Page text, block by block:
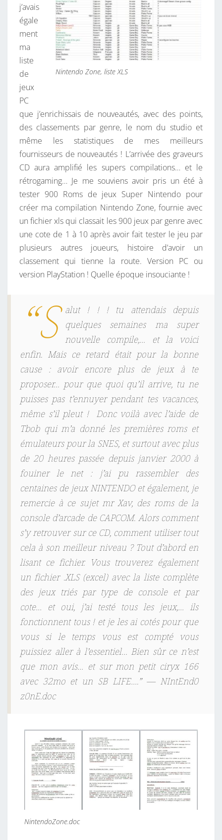
O
L
U
D
I
Q
Nintendo Zone, liste XLS
j’avais
égale
ment
ma
liste
de
jeux
PC
que j’enrichissais de nouveautés, avec des points,
des classements par genre, le nom du studio et
même les statistiques de mes meilleurs
fournisseurs de nouveautés ! L’arrivée des graveurs
CD aura amplifié les supers compilations… et le
rétrogaming… Je me souviens avoir pris un été à
tester 900 Roms de jeux Super Nintendo pour
créer ma compilation Nintendo Zone, fournie avec
un fichier xls qui classait les 900 jeux par genre avec
une cote de 1 à 10 après avoir fait tester le jeu par
plusieurs autres joueurs, histoire d’avoir un
classement qui tienne la route. Version PC ou
version PlayStation ! Quelle époque insouciante !
“S alut ! ! ! tu attendais depuis
quelques semaines ma super
nouvelle compile,… et la voici
enfin. Mais ce retard était pour la bonne
cause : avoir encore plus de jeux à te
proposer… pour que quoi qu’il arrive, tu ne
puisses pas t’ennuyer pendant tes vacances,
même s’il pleut ! Donc voilà avec l’aide de
Tbob qui m’a donné les premières roms et
émulateurs pour la SNES, et surtout avec plus
de 20 heures passée depuis janvier 2000 à
fouiner le net : j’ai pu rassembler des
centaines de jeux NINTENDO et également, je
remercie à ce sujet mr Xav, des roms de la
console d’arcade de CAPCOM. Alors comment
s’y retrouver sur ce CD, comment utiliser tout
cela à son meilleur niveau ? Tout d’abord en
lisant ce fichier. Vous trouverez également
un fichier .XLS (excel) avec la liste complète
des jeux triés par type de console et par
cote… et oui, j’ai testé tous les jeux,… ils
fonctionnent tous ! et je les ai cotés pour que
vous si le temps vous est compté vous
puissiez aller à l’essentiel… Bien sûr ce n’est
que mon avis… et sur mon petit ciryx 166
avec 32mo et un SB LIFE….” — NIntEnd0
z0nE.doc
NintendoZone.doc